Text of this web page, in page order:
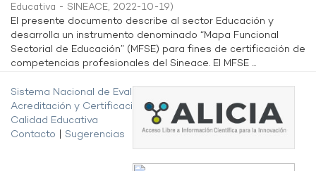
Educativa - SINEACE, 2022-10-19)
El presente documento describe al sector Educación y
desarrolla un instrumento denominado “Mapa Funcional
Sectorial de Educación” (MFSE) para fines de certificación de
competencias profesionales del Sineace. El MFSE ...
Sistema Nacional de Evaluación,
Acreditación y Certificación de la
Calidad Educativa
Contacto
Sugerencias